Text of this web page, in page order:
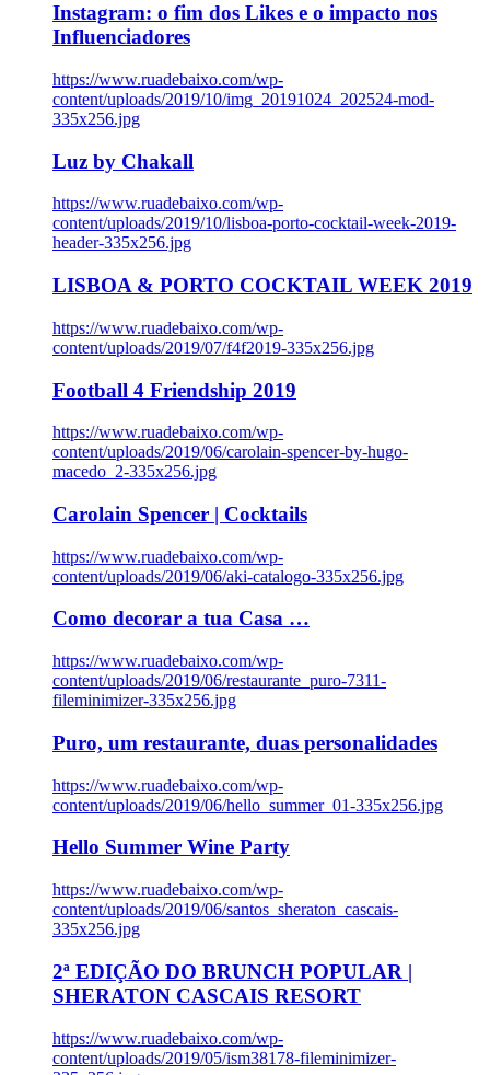
Instagram: o fim dos Likes e o impacto nos
Influenciadores
https://www.ruadebaixo.com/wp-
content/uploads/2019/10/img_20191024_202524-mod-
335x256.jpg
Luz by Chakall
https://www.ruadebaixo.com/wp-
content/uploads/2019/10/lisboa-porto-cocktail-week-2019-
header-335x256.jpg
LISBOA & PORTO COCKTAIL WEEK 2019
https://www.ruadebaixo.com/wp-
content/uploads/2019/07/f4f2019-335x256.jpg
Football 4 Friendship 2019
https://www.ruadebaixo.com/wp-
content/uploads/2019/06/carolain-spencer-by-hugo-
macedo_2-335x256.jpg
Carolain Spencer | Cocktails
https://www.ruadebaixo.com/wp-
content/uploads/2019/06/aki-catalogo-335x256.jpg
Como decorar a tua Casa …
https://www.ruadebaixo.com/wp-
content/uploads/2019/06/restaurante_puro-7311-
fileminimizer-335x256.jpg
Puro, um restaurante, duas personalidades
https://www.ruadebaixo.com/wp-
content/uploads/2019/06/hello_summer_01-335x256.jpg
Hello Summer Wine Party
https://www.ruadebaixo.com/wp-
content/uploads/2019/06/santos_sheraton_cascais-
335x256.jpg
2ª EDIÇÃO DO BRUNCH POPULAR |
SHERATON CASCAIS RESORT
https://www.ruadebaixo.com/wp-
content/uploads/2019/05/ism38178-fileminimizer-